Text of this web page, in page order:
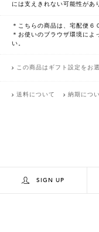
には支えきれない可能性があ
＊こちらの商品は、宅配便６
＊お使いのブラウザ環境によ
い。
この商品はギフト設定をお
送料について 納期につ
SIGN UP